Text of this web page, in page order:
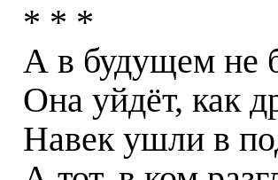
* * *
А в будущем не
Она уйдёт, как
Навек ушли в